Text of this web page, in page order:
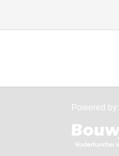
Powered by: